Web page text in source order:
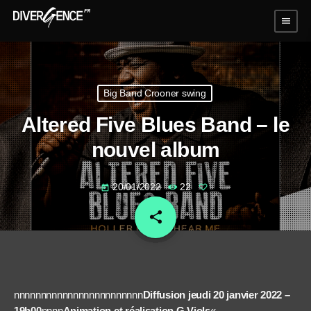
menu
Big Band Crooner swing
Altered Five Blues Band – le
nouvel album
today 20/01/2022 22
share
email
nnnnnnnnnnnnnnnnnnnnnnnnDiffusion jeudi 20 janvier 2022 –